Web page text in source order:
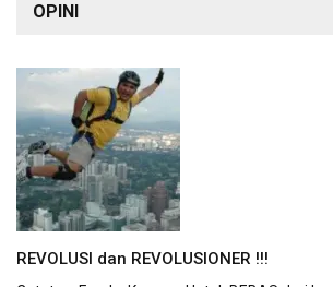
OPINI
REVOLUSI dan REVOLUSIONER !!!